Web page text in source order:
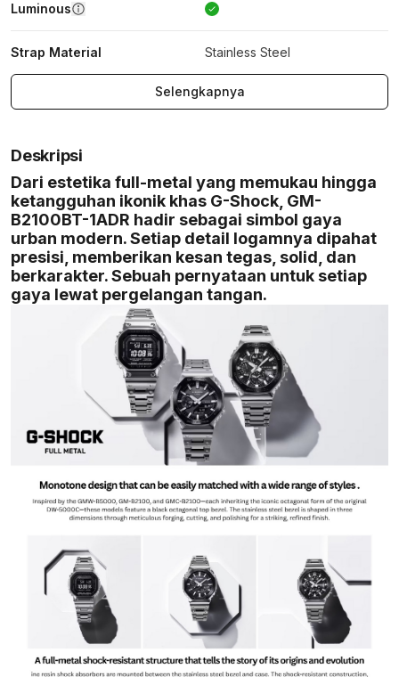
Luminous
Strap Material Stainless Steel
Selengkapnya
Deskripsi
Dari estetika full-metal yang memukau hingga
ketangguhan ikonik khas G-Shock, GM-
B2100BT-1ADR hadir sebagai simbol gaya
urban modern. Setiap detail logamnya dipahat
presisi, memberikan kesan tegas, solid, dan
berkarakter. Sebuah pernyataan untuk setiap
gaya lewat pergelangan tangan.